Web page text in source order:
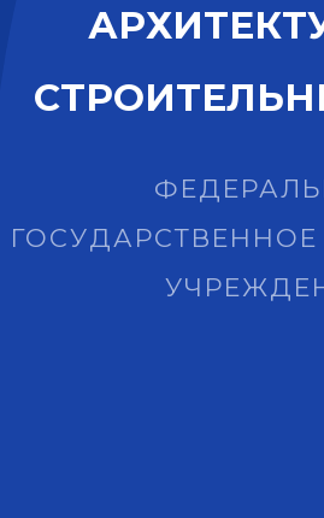
АРХИТЕКТ
СТРОИТЕЛЬН